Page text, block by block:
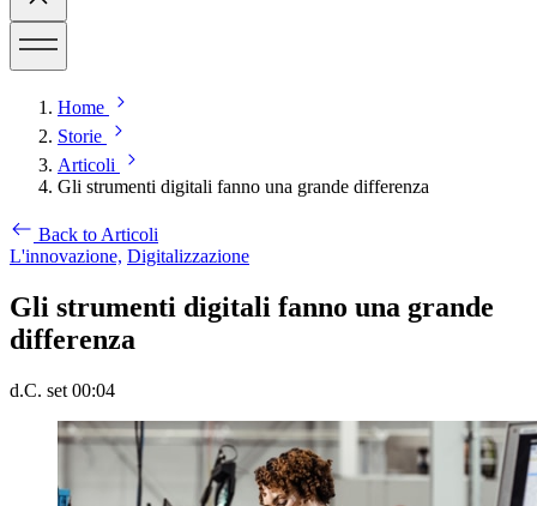
Home
Storie
Articoli
Gli strumenti digitali fanno una grande differenza
Back to Articoli
L'innovazione, Digitalizzazione
Gli strumenti digitali fanno una grande
differenza
d.C. set 00:04